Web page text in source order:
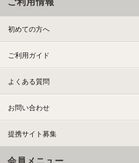
初めての方へ
ご利用ガイド
よくある質問
お問い合わせ
提携サイト募集
会員メニュー